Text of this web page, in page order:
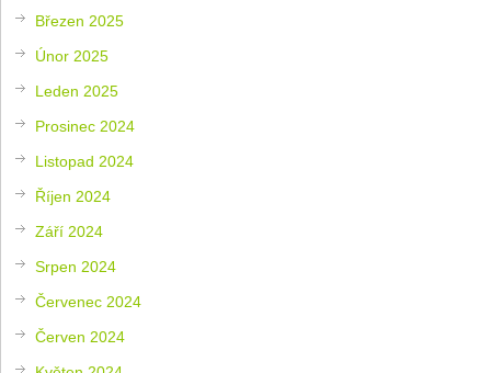
Březen 2025
Únor 2025
Leden 2025
Prosinec 2024
Listopad 2024
Říjen 2024
Září 2024
Srpen 2024
Červenec 2024
Červen 2024